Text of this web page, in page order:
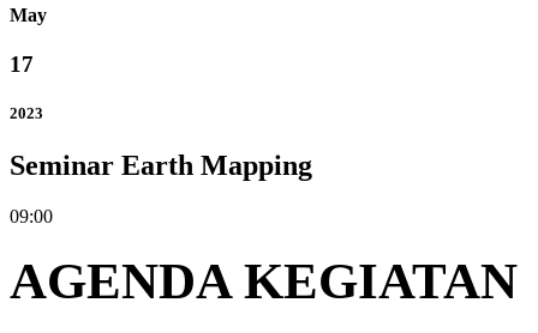
May
17
2023
Seminar Earth Mapping
09:00
AGENDA KEGIATAN